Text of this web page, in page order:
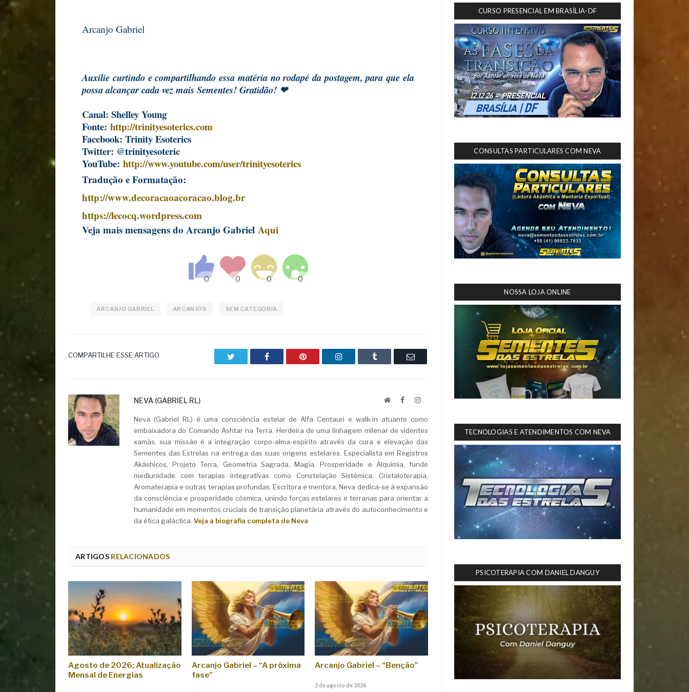
Arcanjo Gabriel
Auxilie curtindo e compartilhando essa matéria no rodapé da postagem, para que ela
possa alcançar cada vez mais Sementes! Gratidão! ❤
Canal: Shelley Young
Fonte:http://trinityesoterics.com
Facebook: Trinity Esoterics
Twitter: @trinityesoteric
YouTube:http://www.youtube.com/user/trinityesoterics
Tradução e Formatação:
http://www.decoracaoacoracao.blog.br
https://lecocq.wordpress.com
Veja mais mensagens do Arcanjo GabrielAqui
ARCANJO GABRIEL ARCANJOS SEM CATEGORIA
COMPARTILHE ESSE ARTIGO Facebook Pinterest LinkedIn Tumblr Email
NEVA (GABRIEL RL) WebsiteFacebookLinkedIn
Neva (Gabriel RL) é uma consciência estelar de Alfa Centauri e walk-in atuante como
embaixadora do Comando Ashtar na Terra. Herdeira de uma linhagem milenar de videntes
xamãs, sua missão é a integração corpo-alma-espírito através da cura e elevação das
Sementes das Estrelas na entrega das suas origens estelares. Especialista em Registros
Akáshicos, Projeto Terra, Geometria Sagrada, Magia, Prosperidade e Alquimia, funde
mediunidade com terapias integrativas como Constelação Sistêmica, Cristaloterapia,
Aromaterapia e outras terapias profundas. Escritora e mentora, Neva dedica-se à expansão
da consciência e prosperidade cósmica, unindo forças estelares e terranas para orientar a
humanidade em momentos cruciais de transição planetária através do autoconhecimento e
da ética galáctica. Veja a biografia completa de Neva
ARTIGOSRELACIONADOS
Agosto de 2026; Atualização
Mensal de Energias
Arcanjo Gabriel – “A próxima
fase”
Arcanjo Gabriel – “Benção”
2 de agosto de 2026
CURSO PRESENCIAL EM BRASÍLIA-DF
CONSULTAS PARTICULARES COM NEVA
NOSSA LOJA ONLINE
TECNOLOGIAS E ATENDIMENTOS COM NEVA
PSICOTERAPIA COM DANIEL DANGUY